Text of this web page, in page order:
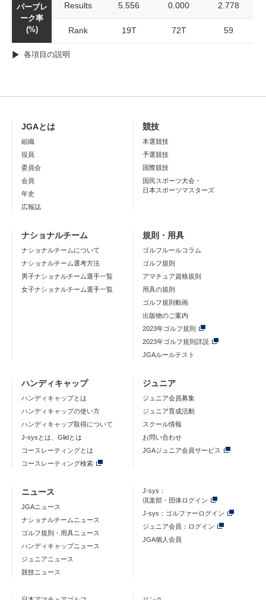
パーブレ
ーク率
(%)
Results 5.556 0.000 2.778
Rank 19T 72T 59
各項目の説明
JGAとは
組織
役員
委員会
会員
年史
広報誌
競技
本選競技
予選競技
国際競技
国民スポーツ大会・
日本スポーツマスターズ
ナショナルチーム
ナショナルチームについて
ナショナルチーム選考方法
男子ナショナルチーム選手一覧
女子ナショナルチーム選手一覧
規則・用具
ゴルフルールコラム
ゴルフ規則
アマチュア資格規則
用具の規則
ゴルフ規則動画
出版物のご案内
2023年ゴルフ規則
2023年ゴルフ規則詳説
JGAルールテスト
ハンディキャップ
ハンディキャップとは
ハンディキャップの使い方
ハンディキャップ取得について
J-sysとは、Glidとは
コースレーティングとは
コースレーティング検索
ジュニア
ジュニア会員募集
ジュニア育成活動
スクール情報
お問い合わせ
JGAジュニア会員サービス
ニュース
JGAニュース
ナショナルチームニュース
ゴルフ規則・用具ニュース
ハンディキャップニュース
ジュニアニュース
競技ニュース
J-sys：
倶楽部・団体ログイン
J-sys：ゴルファーログイン
ジュニア会員：ログイン
JGA個人会員